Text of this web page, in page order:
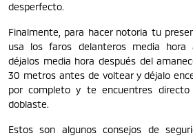
desperfecto.
Finalmente, para hacer notoria tu
usa los faros delanteros media hora
déjalos media hora después del
30 metros antes de voltear y déjalo
por completo y te encuentres
doblaste.
Estos son algunos consejos de